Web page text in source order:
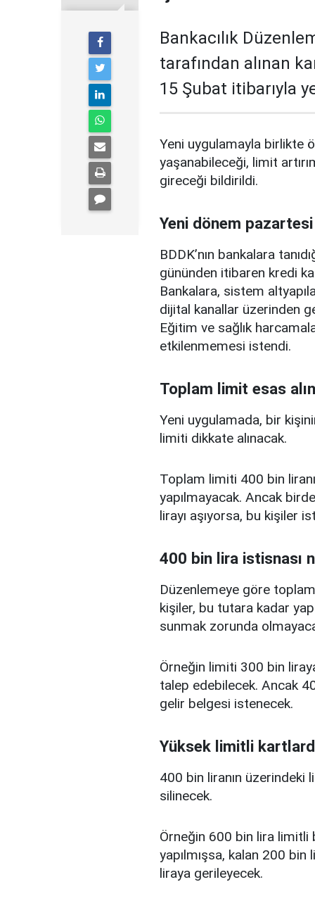
Bankacılık
tarafından alınan
15 Şubat itibarıyla
Yeni uygulamayla birlikte
yaşanabileceği, limit
gireceği bildirildi.
Yeni dönem
BDDK’nın bankalara
gününden itibaren kredi
Bankalara, sistem
dijital kanallar üzerinden
Eğitim ve sağlık
etkilenmemesi istendi.
Toplam limit esas
Yeni uygulamada, bir
limiti dikkate alınacak.
Toplam limiti 400 bin
yapılmayacak. Ancak
lirayı aşıyorsa, bu kişiler
400 bin lira istisnası
Düzenlemeye göre
kişiler, bu tutara kadar
sunmak zorunda
Örneğin limiti 300 bin
talep edebilecek. Ancak
gelir belgesi istenecek.
Yüksek limitli
400 bin liranın üzerindeki
silinecek.
Örneğin 600 bin lira limitli
yapılmışsa, kalan 200
liraya gerileyecek.